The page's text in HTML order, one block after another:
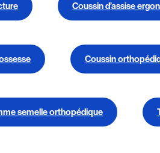
Coussin d’assise
Coussin
semelle orthopédique